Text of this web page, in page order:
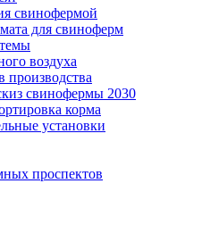
свинофермой
для свиноферм
воздуха
производства
свинофермы 2030
корма
установки
проспектов